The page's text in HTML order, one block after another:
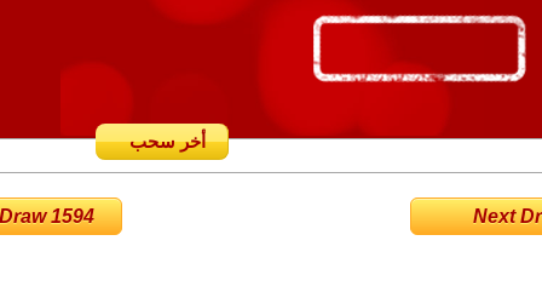
أخر سحب
1594 Next